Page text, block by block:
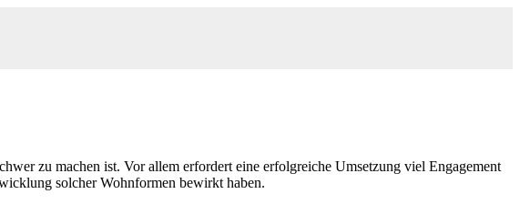
zu machen ist. Vor allem erfordert eine erfolgreiche Umsetzung viel Engagement
solcher Wohnformen bewirkt haben.